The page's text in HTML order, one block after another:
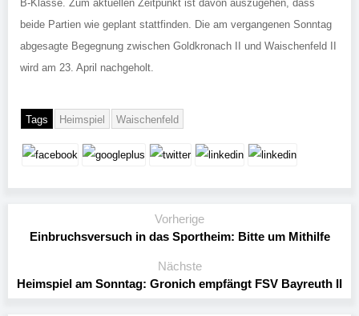
B-Klasse. Zum aktuellen Zeitpunkt ist davon auszugehen, dass
beide Partien wie geplant stattfinden. Die am vergangenen Sonntag
abgesagte Begegnung zwischen Goldkronach II und Waischenfeld II
wird am 23. April nachgeholt.
Tags Heimspiel Waischenfeld
Vorherige
Einbruchsversuch in das Sportheim: Bitte um Mithilfe
Nächste
Heimspiel am Sonntag: Gronich empfängt FSV Bayreuth II